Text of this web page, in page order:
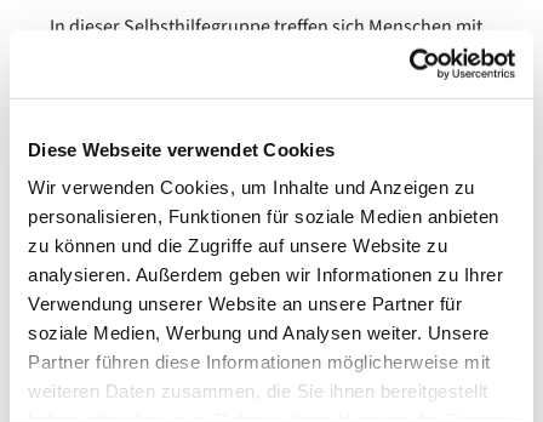
Diese Webseite verwendet Cookies
Wir verwenden Cookies, um Inhalte und Anzeigen zu
personalisieren, Funktionen für soziale Medien anbieten
zu können und die Zugriffe auf unsere Website zu
analysieren. Außerdem geben wir Informationen zu Ihrer
Verwendung unserer Website an unsere Partner für
soziale Medien, Werbung und Analysen weiter. Unsere
Partner führen diese Informationen möglicherweise mit
weiteren Daten zusammen, die Sie ihnen bereitgestellt
In dieser Selbsthilfegruppe treffen sich Menschen mit
Alkohol- oder Suchtproblemen. Betroffene Personen